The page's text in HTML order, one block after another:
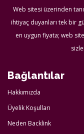
Web sitesi üzerinden
ihtiyaç duyanları tek bir
en uygun fiyata; web
Bağlantılar
Hakkımızda
Üyelik Koşulları
Neden Backlink